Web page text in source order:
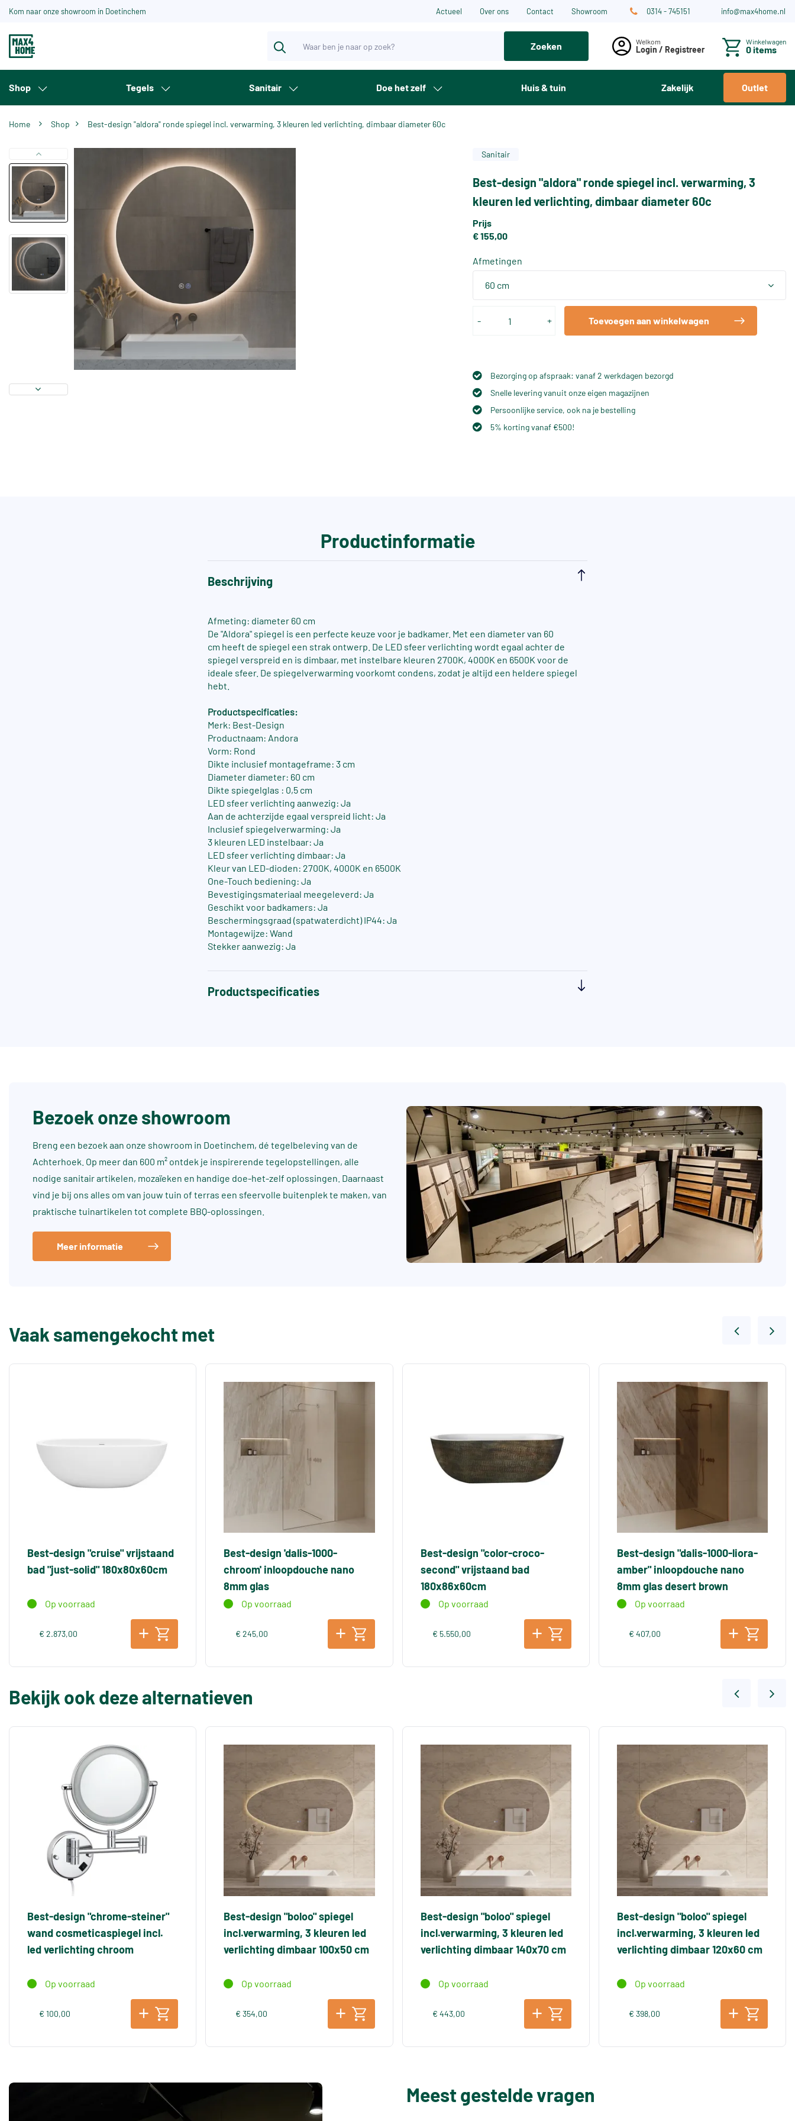
Kom naar onze showroom in Doetinchem Actueel Over ons Contact Showroom 0314 - 745151 info@max4home.nl
Zoeken Login / Registreer
Winkelwagen
0 items
Shop Tegels Sanitair Doe het zelf Huis & tuin Zakelijk Outlet
Home Shop Best-design "aldora" ronde spiegel incl. verwarming, 3 kleuren led verlichting, dimbaar diameter 60c
Sanitair
Best-design "aldora" ronde spiegel incl. verwarming, 3
kleuren led verlichting, dimbaar diameter 60c
Prijs
€ 155,00
Afmetingen
60 cm
- + Toevoegen aan winkelwagen
Bezorging op afspraak: vanaf 2 werkdagen bezorgd
Snelle levering vanuit onze eigen magazijnen
Persoonlijke service, ook na je bestelling
5% korting vanaf €500!
Productinformatie
Beschrijving
Afmeting: diameter 60 cm
De "Aldora" spiegel is een perfecte keuze voor je badkamer. Met een diameter van 60
cm heeft de spiegel een strak ontwerp. De LED sfeer verlichting wordt egaal achter de
spiegel verspreid en is dimbaar, met instelbare kleuren 2700K, 4000K en 6500K voor de
ideale sfeer. De spiegelverwarming voorkomt condens, zodat je altijd een heldere spiegel
hebt.
Productspecificaties:
Merk: Best-Design
Productnaam: Andora
Vorm: Rond
Dikte inclusief montageframe: 3 cm
Diameter diameter: 60 cm
Dikte spiegelglas : 0,5 cm
LED sfeer verlichting aanwezig: Ja
Aan de achterzijde egaal verspreid licht: Ja
Inclusief spiegelverwarming: Ja
3 kleuren LED instelbaar: Ja
LED sfeer verlichting dimbaar: Ja
Kleur van LED-dioden: 2700K, 4000K en 6500K
One-Touch bediening: Ja
Bevestigingsmateriaal meegeleverd: Ja
Geschikt voor badkamers: Ja
Beschermingsgraad (spatwaterdicht) IP44: Ja
Montagewijze: Wand
Stekker aanwezig: Ja
Productspecificaties
Bezoek onze showroom
Breng een bezoek aan onze showroom in Doetinchem, dé tegelbeleving van de
Achterhoek. Op meer dan 600 m² ontdek je inspirerende tegelopstellingen, alle
nodige sanitair artikelen, mozaïeken en handige doe-het-zelf oplossingen. Daarnaast
vind je bij ons alles om van jouw tuin of terras een sfeervolle buitenplek te maken, van
praktische tuinartikelen tot complete BBQ-oplossingen.
Meer informatie
Vaak samengekocht met
Best-design "cruise" vrijstaand
bad "just-solid" 180x80x60cm
Op voorraad
€ 2.873,00
Best-design 'dalis-1000-
chroom' inloopdouche nano
8mm glas
Op voorraad
€ 245,00
Best-design "color-croco-
second" vrijstaand bad
180x86x60cm
Op voorraad
€ 5.550,00
Best-design "dalis-1000-liora-
amber" inloopdouche nano
8mm glas desert brown
Op voorraad
€ 407,00
Bekijk ook deze alternatieven
Best-design "chrome-steiner"
wand cosmeticaspiegel incl.
led verlichting chroom
Op voorraad
€ 100,00
Best-design "boloo" spiegel
incl.verwarming, 3 kleuren led
verlichting dimbaar 100x50 cm
Op voorraad
€ 354,00
Best-design "boloo" spiegel
incl.verwarming, 3 kleuren led
verlichting dimbaar 140x70 cm
Op voorraad
€ 443,00
Best-design "boloo" spiegel
incl.verwarming, 3 kleuren led
verlichting dimbaar 120x60 cm
Op voorraad
€ 398,00
Meest gestelde vragen